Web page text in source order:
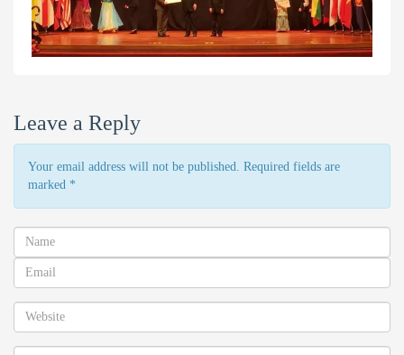
Leave a Reply
Your email address will not be published. Required fields are
marked *